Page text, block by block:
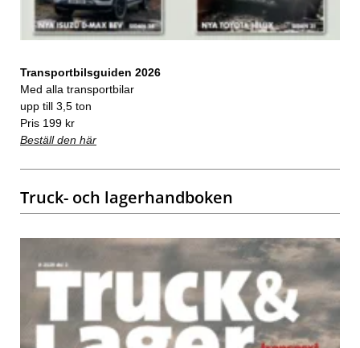
Transportbilsguiden 2026
Med alla transportbilar
upp till 3,5 ton
Pris 199 kr
Beställ den här
Truck- och lagerhandboken